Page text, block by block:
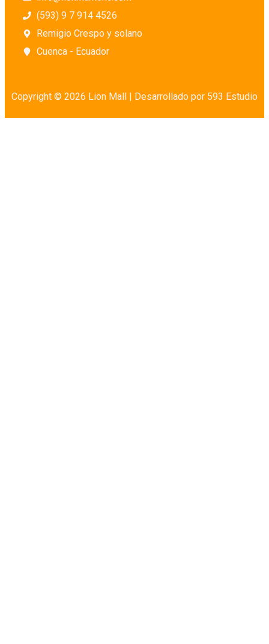
(593) 9 7 914 4526
Remigio Crespo y solano
Cuenca - Ecuador
Copyright © 2026 Lion Mall | Desarrollado por 593 Estudio